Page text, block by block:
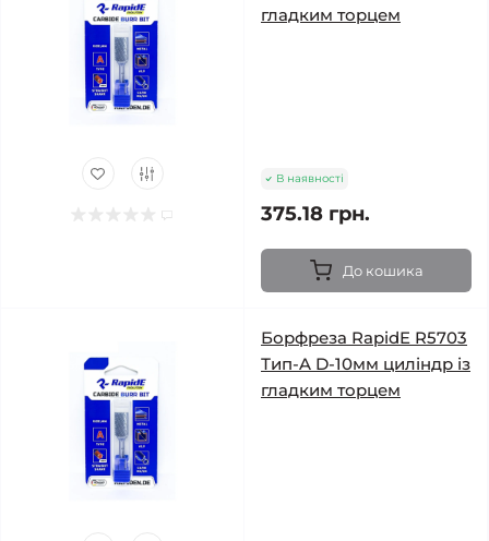
гладким торцем
В наявності
375.18 грн.
До кошика
Борфреза RapidE R5703
Тип-A D-10мм циліндр із
гладким торцем